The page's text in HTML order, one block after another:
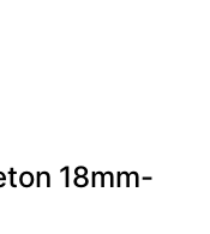
18mm-